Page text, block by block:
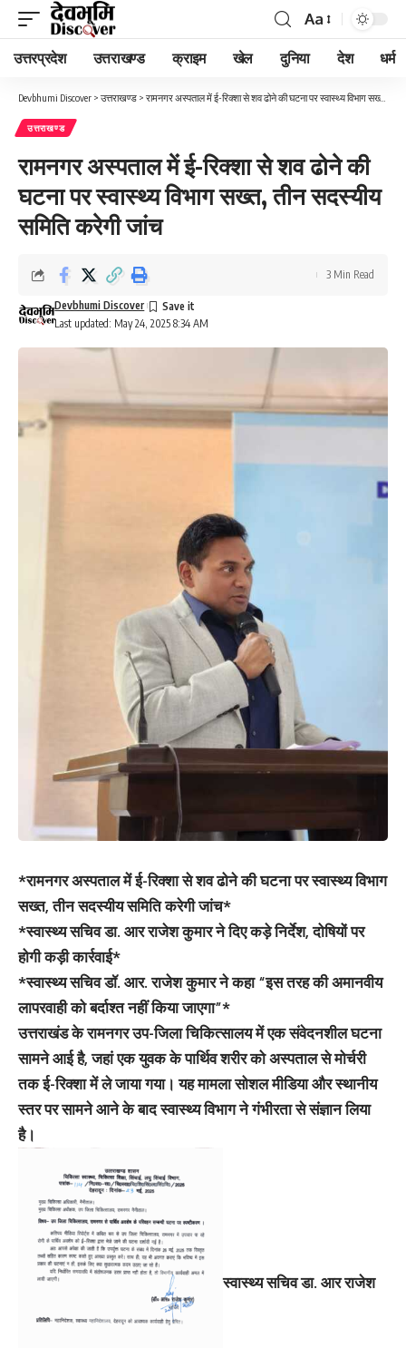
Font
Resizer
Aa
उत्तरप्रदेश उत्तराखण्ड क्राइम खेल दुनिया देश धर्म
Devbhumi Discover > उत्तराखण्ड > रामनगर अस्पताल में ई-रिक्शा से शव ढोने की घटना पर स्वास्थ्य विभाग सख्त, तीन सदस्यीय समिति करेगी जांच
उत्तराखण्ड
रामनगर अस्पताल में ई-रिक्शा से शव ढोने की
घटना पर स्वास्थ्य विभाग सख्त, तीन सदस्यीय
समिति करेगी जांच
Last updated: May 24, 2025 8:34 AM
Devbhumi Discover
3 Min Read
*रामनगर अस्पताल में ई-रिक्शा से शव ढोने की घटना पर स्वास्थ्य विभाग
सख्त, तीन सदस्यीय समिति करेगी जांच*
*स्वास्थ्य सचिव डा. आर राजेश कुमार ने दिए कड़े निर्देश, दोषियों पर
होगी कड़ी कार्रवाई*
*स्वास्थ्य सचिव डॉ. आर. राजेश कुमार ने कहा “इस तरह की अमानवीय
लापरवाही को बर्दाश्त नहीं किया जाएगा”*
उत्तराखंड के रामनगर उप-जिला चिकित्सालय में एक संवेदनशील घटना
सामने आई है, जहां एक युवक के पार्थिव शरीर को अस्पताल से मोर्चरी
तक ई-रिक्शा में ले जाया गया। यह मामला सोशल मीडिया और स्थानीय
स्तर पर सामने आने के बाद स्वास्थ्य विभाग ने गंभीरता से संज्ञान लिया
है।
स्वास्थ्य सचिव डा. आर राजेश